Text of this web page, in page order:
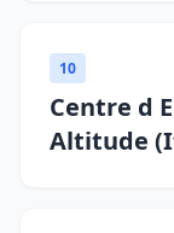
10
Centre d
Altitude